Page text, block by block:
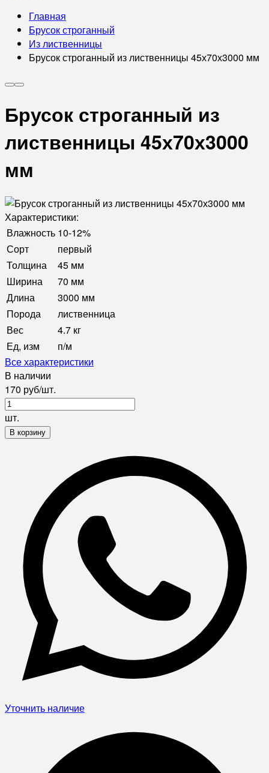
Главная
Брусок строганный
Из лиственницы
Брусок строганный из лиственницы 45х70х3000 мм
Брусок строганный из
лиственницы 45х70х3000
мм
Характеристики:
Влажность 10-12%
Сорт
первый
Толщина
45 мм
Ширина
70 мм
Длина
3000 мм
Порода
лиственница
Вес
4.7 кг
Ед, изм
п/м
Все характеристики
В наличии
170 руб/шт.
шт.
В корзину
Уточнить наличие